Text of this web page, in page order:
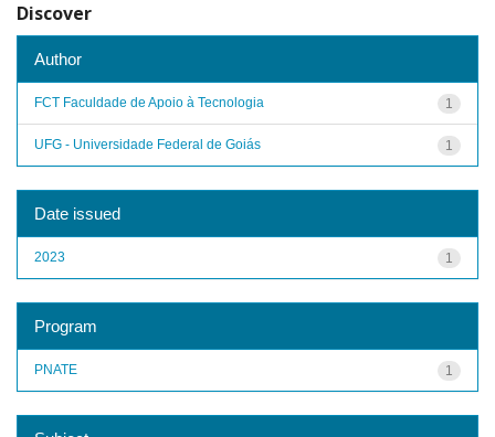
Discover
Author
1
FCT Faculdade de Apoio à Tecnologia
1
UFG - Universidade Federal de Goiás
Date issued
1
2023
Program
1
PNATE